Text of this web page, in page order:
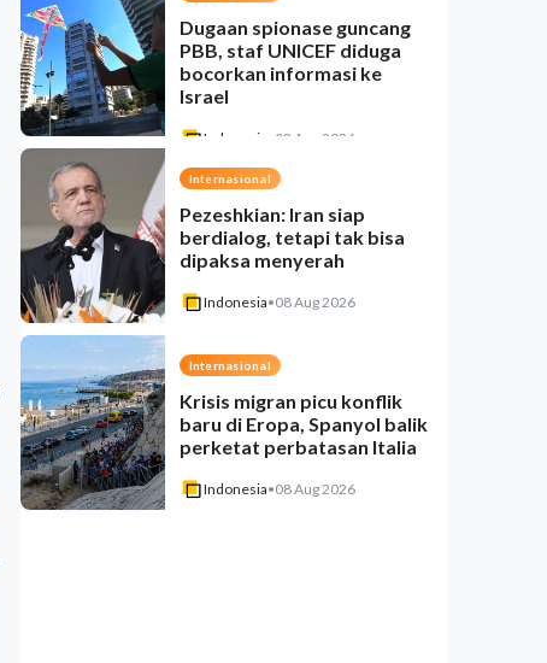
Dugaan spionase guncang
PBB, staf UNICEF diduga
bocorkan informasi ke
Israel
Indonesia 08 Aug 2026
Internasional
Pezeshkian: Iran siap
berdialog, tetapi tak bisa
dipaksa menyerah
Indonesia•08 Aug 2026
Internasional
Krisis migran picu konflik
baru di Eropa, Spanyol balik
perketat perbatasan Italia
Indonesia•08 Aug 2026